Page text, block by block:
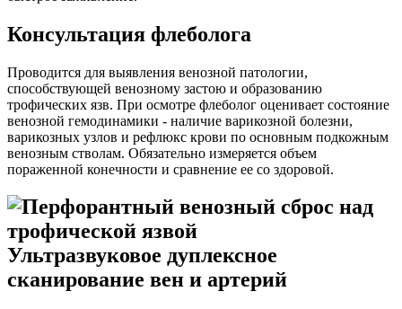
Консультация флеболога
Проводится для выявления венозной патологии,
способствующей венозному застою и образованию
трофических язв. При осмотре флеболог оценивает состояние
венозной гемодинамики - наличие варикозной болезни,
варикозных узлов и рефлюкс крови по основным подкожным
венозным стволам. Обязательно измеряется объем
пораженной конечности и сравнение ее со здоровой.
Ультразвуковое дуплексное
сканирование вен и артерий